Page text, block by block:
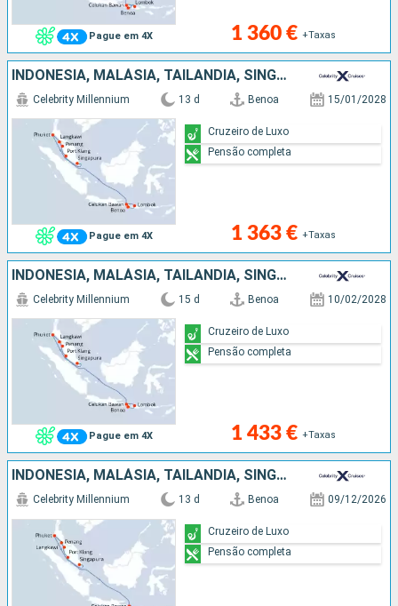
Pague em 4X 1 360 € +Taxas
INDONÉSIA, MALÁSIA, TAILÂNDIA, SINGAPURA
Pague em 4X
Celebrity Millennium 13 d Benoa 15/01/2028
1 363 € +Taxas
Cruzeiro de Luxo
Pensão completa
INDONÉSIA, MALÁSIA, TAILÂNDIA, SINGAPURA
Pague em 4X
Celebrity Millennium 15 d Benoa 10/02/2028
1 433 € +Taxas
Cruzeiro de Luxo
Pensão completa
INDONÉSIA, MALÁSIA, TAILÂNDIA, SINGAPURA
Celebrity Millennium 13 d Benoa 09/12/2026
Cruzeiro de Luxo
Pensão completa